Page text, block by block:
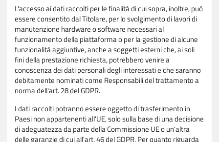
L'accesso ai dati raccolti per le finalità di cui sopra, inoltre, può
essere consentito dal Titolare, per lo svolgimento di lavori di
manutenzione hardware o software necessari al
funzionamento della piattaforma o per la gestione di alcune
funzionalità aggiuntive, anche a soggetti esterni che, ai soli
fini della prestazione richiesta, potrebbero venire a
conoscenza dei dati personali degli interessati e che saranno
debitamente nominati come Responsabili del trattamento a
norma dell'art. 28 del GDPR.
I dati raccolti potranno essere oggetto di trasferimento in
Paesi non appartenenti all'UE, solo sulla base di una decisione
di adeguatezza da parte della Commissione UE o un'altra
delle garanzie di cui all'art. 46 del GDPR. Per quanto riguarda